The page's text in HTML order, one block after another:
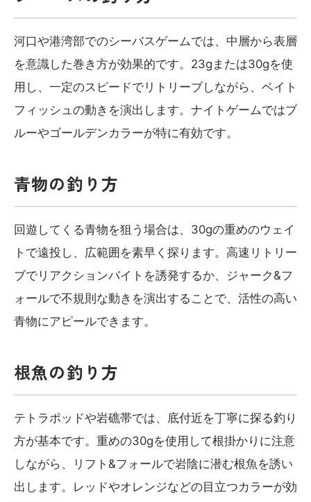
河口や港湾部でのシーバスゲームでは、中層から表層
を意識した巻き方が効果的です。23gまたは30gを使
用し、一定のスピードでリトリーブしながら、ベイト
フィッシュの動きを演出します。ナイトゲームではブ
ルーやゴールデンカラーが特に有効です。
青物の釣り方
回遊してくる青物を狙う場合は、30gの重めのウェイ
トで遠投し、広範囲を素早く探ります。高速リトリー
ブでリアクションバイトを誘発するか、ジャーク&フ
ォールで不規則な動きを演出することで、活性の高い
青物にアピールできます。
根魚の釣り方
テトラポッドや岩礁帯では、底付近を丁寧に探る釣り
方が基本です。重めの30gを使用して根掛かりに注意
しながら、リフト&フォールで岩陰に潜む根魚を誘い
出します。レッドやオレンジなどの目立つカラーが効